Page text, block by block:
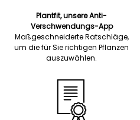
Plantfit, unsere Anti-
Verschwendungs-App
Maßgeschneiderte Ratschläge,
um die für Sie richtigen Pflanzen
auszuwählen.